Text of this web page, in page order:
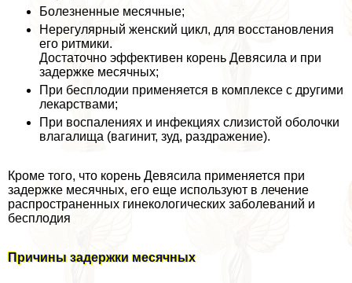
Болезненные мecячные;
Нерегулярный женский цикл, для восстановления
его ритмики.
Достаточно эффективен корень Девясила и при
задержке мecячных;
При бесплодии применяется в комплексе с другими
лекарствами;
При воспалениях и инфекциях слизистой оболочки
влагалища (вaгинит, зуд, раздражение).
Кроме того, что корень Девясила применяется при
задержке мecячных, его еще используют в лечение
распространенных гинекологических заболеваний и
бесплодия
Причины задержки мecячных